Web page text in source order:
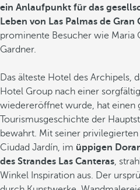
ein Anlaufpunkt für das
Leben von Las Palmas de Gran
prominente Besucher wie Maria
Gardner.
Das älteste Hotel des Archipels,
Hotel Group nach einer
wiedereröffnet wurde, hat einen
Tourismusgeschichte der
bewahrt. Mit seiner
Ciudad Jardín, im üppigen
des Strandes Las Canteras ,
Winkel Inspiration aus. Der